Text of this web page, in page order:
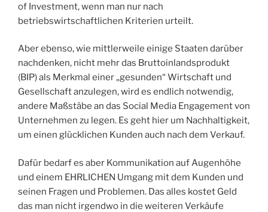
of Investment, wenn man nur nach
betriebswirtschaftlichen Kriterien urteilt.
Aber ebenso, wie mittlerweile einige Staaten darüber
nachdenken, nicht mehr das Bruttoinlandsprodukt
(BIP) als Merkmal einer „gesunden“ Wirtschaft und
Gesellschaft anzulegen, wird es endlich notwendig,
andere Maßstäbe an das Social Media Engagement von
Unternehmen zu legen. Es geht hier um Nachhaltigkeit,
um einen glücklichen Kunden auch nach dem Verkauf.
Dafür bedarf es aber Kommunikation auf Augenhöhe
und einem EHRLICHEN Umgang mit dem Kunden und
seinen Fragen und Problemen. Das alles kostet Geld
das man nicht irgendwo in die weiteren Verkäufe